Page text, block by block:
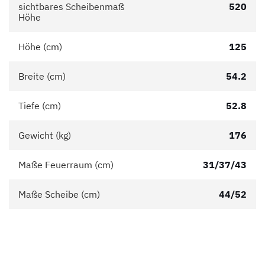
sichtbares Scheibenmaß
Höhe
520
Höhe (cm) 125
Breite (cm) 54.2
Tiefe (cm) 52.8
Gewicht (kg) 176
Maße Feuerraum (cm) 31/37/43
Maße Scheibe (cm) 44/52